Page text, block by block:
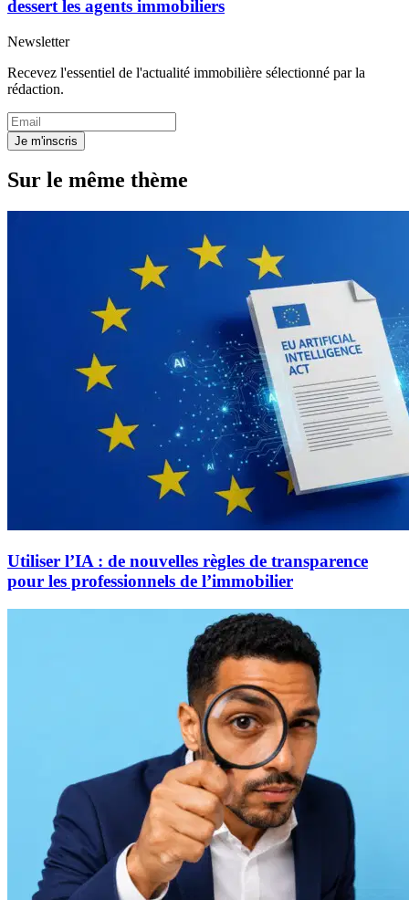
dessert les agents immobiliers
Newsletter
Recevez l'essentiel de l'actualité immobilière sélectionné par la
rédaction.
Je m'inscris
Sur le même thème
Utiliser l’IA : de nouvelles règles de transparence
pour les professionnels de l’immobilier